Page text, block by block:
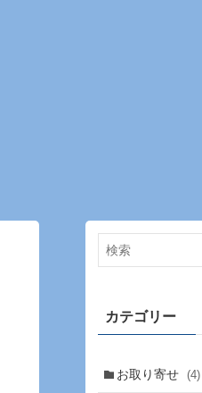
カテゴリー
お取り寄せ (4)